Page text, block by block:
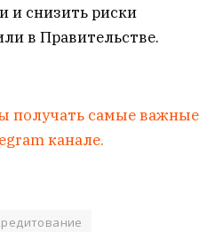
и снизить риски
в Правительстве.
получать самые важные
канале.